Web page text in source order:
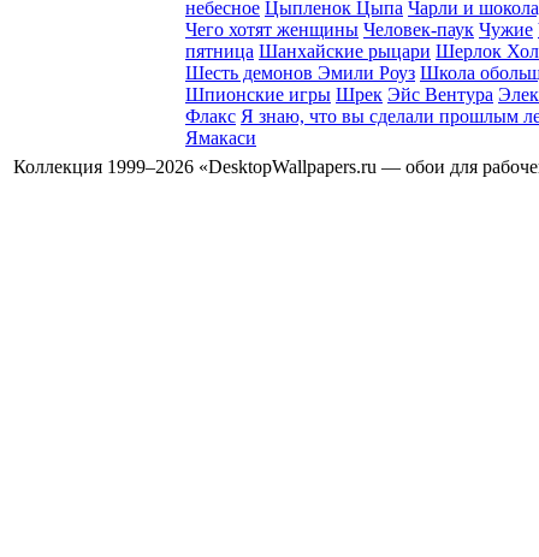
небесное Цыпленок Цыпа Чарли и
Чего хотят женщины Человек-паук Чужие
пятница Шанхайские рыцари Шерлок
Шесть демонов Эмили Роуз Школа
Шпионские игры Шрек Эйс Вентура
Флакс Я знаю, что вы сделали прошлым
Ямакаси
Коллекция 1999–2026 «DesktopWallpapers.ru — обои для